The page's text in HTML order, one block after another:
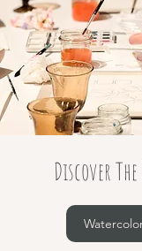
Discover The